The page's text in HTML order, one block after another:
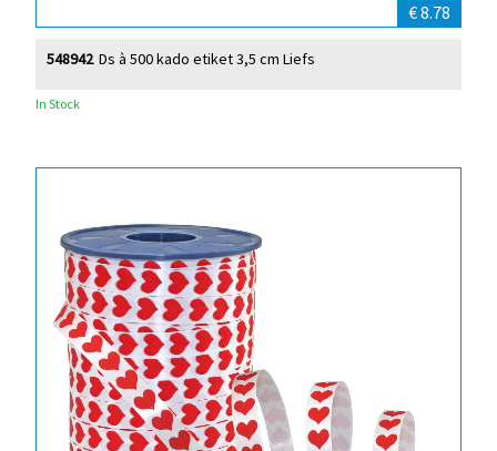
€ 8.78
Ds à 500 kado etiket 3,5 cm Liefs
548942
In Stock